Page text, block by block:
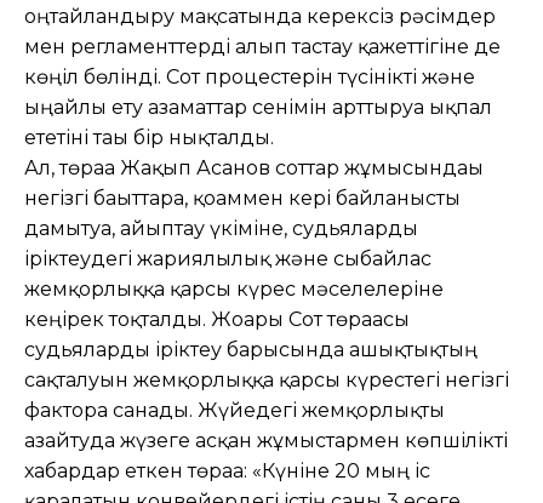
оңтайландыру мақсатында керексіз рәсімдер
мен регламенттерді алып тастау қажеттігіне де
көңіл бөлінді. Сот процестерін түсінікті және
ыңғайлы ету азаматтар сенімін арттыруға ықпал
ететіні тағы бір нықталды.
Ал, төраға Жақып Асанов соттар жұмысындағы
негізгі бағыттарға, қоғаммен кері байланысты
дамытуға, айыптау үкіміне, судьяларды
іріктеудегі жариялылық және сыбайлас
жемқорлыққа қарсы күрес мәселелеріне
кеңірек тоқталды. Жоғарғы Сот төрағасы
судьяларды іріктеу барысында ашықтықтың
сақталуын жемқорлыққа қарсы күрестегі негізгі
факторға санады. Жүйедегі жемқорлықты
азайтуда жүзеге асқан жұмыстармен көпшілікті
хабардар еткен төраға: «Күніне 20 мың іс